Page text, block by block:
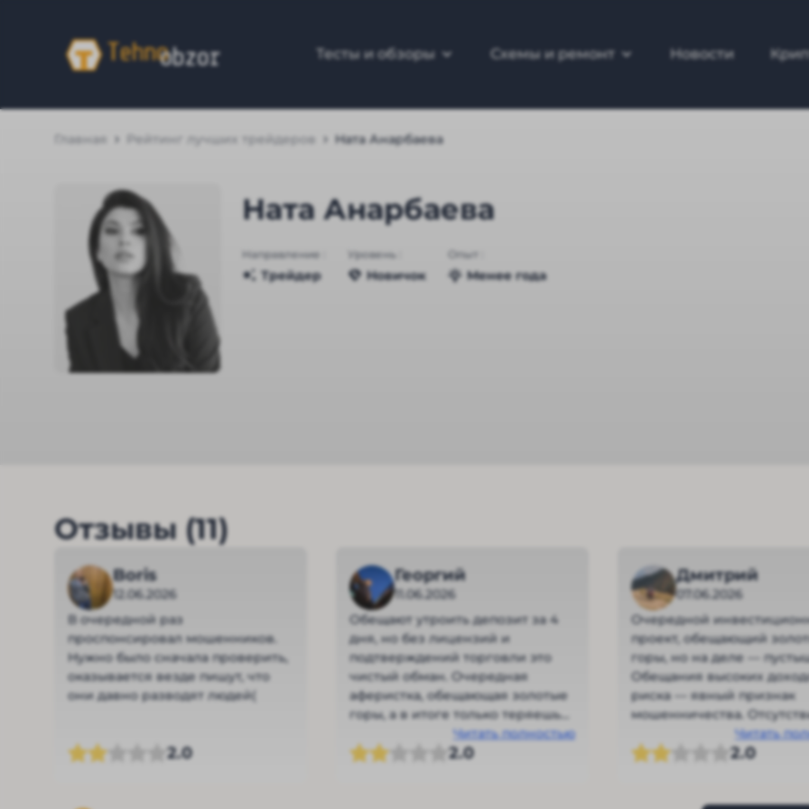
Тесты и обзоры Схемы и ремонт Новости
Главная Рейтинг лучших трейдеров Ната Анарбаева
Ната Анарбаева
Направление :
Трейдер
Уровень :
Новичок
Опыт :
Менее года
Отзывы (11)
Boris
12.06.2026
В очередной раз
проспонсировал мошенников.
Нужно было сначала проверить,
оказывается везде пишут, что
они давно разводят людей(
2.0
Георгий
11.06.2026
Обещают утроить депозит за 4
дня, но без лицензий и
подтверждений торговли это
чистый обман. Очередная
аферистка, обещающая золотые
горы, а в итоге только теряешь
Читать полностью
2.0
Дмитрий
07.06.2026
Очередной
проект, обещающий
горы, но на деле —
Обещания высоких
риска — явный признак
мошенничества.
прозрачности в
операциях и
Читать
2.0